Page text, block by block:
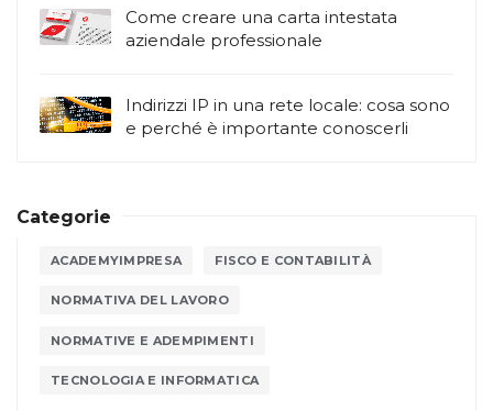
Come creare una carta intestata
aziendale professionale
Indirizzi IP in una rete locale: cosa sono
e perché è importante conoscerli
Categorie
ACADEMYIMPRESA FISCO E CONTABILITÀ
NORMATIVA DEL LAVORO
NORMATIVE E ADEMPIMENTI
TECNOLOGIA E INFORMATICA